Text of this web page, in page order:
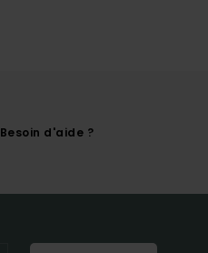
Besoin d'aide ?